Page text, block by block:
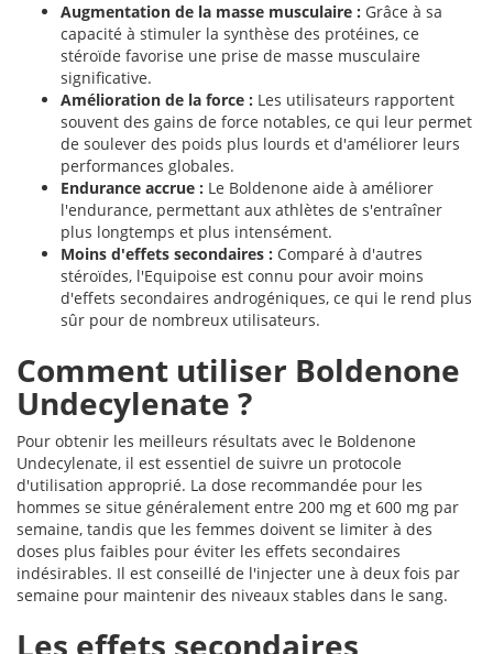
Augmentation de la masse musculaire : Grâce à sa
capacité à stimuler la synthèse des protéines, ce
stéroïde favorise une prise de masse musculaire
significative.
Amélioration de la force : Les utilisateurs rapportent
souvent des gains de force notables, ce qui leur permet
de soulever des poids plus lourds et d'améliorer leurs
performances globales.
Endurance accrue : Le Boldenone aide à améliorer
l'endurance, permettant aux athlètes de s'entraîner
plus longtemps et plus intensément.
Moins d'effets secondaires : Comparé à d'autres
stéroïdes, l'Equipoise est connu pour avoir moins
d'effets secondaires androgéniques, ce qui le rend plus
sûr pour de nombreux utilisateurs.
Comment utiliser Boldenone
Undecylenate ?
Pour obtenir les meilleurs résultats avec le Boldenone
Undecylenate, il est essentiel de suivre un protocole
d'utilisation approprié. La dose recommandée pour les
hommes se situe généralement entre 200 mg et 600 mg par
semaine, tandis que les femmes doivent se limiter à des
doses plus faibles pour éviter les effets secondaires
indésirables. Il est conseillé de l'injecter une à deux fois par
semaine pour maintenir des niveaux stables dans le sang.
Les effets secondaires